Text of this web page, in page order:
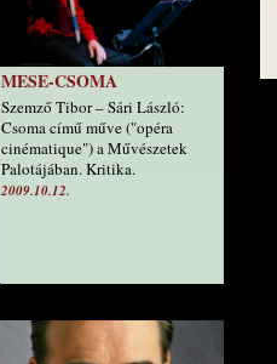
MESE-CSOMA
Szemző Tibor – Sári László:
Csoma című műve ("opéra
cinématique") a Művészetek
Palotájában. Kritika.
2009.10.12.